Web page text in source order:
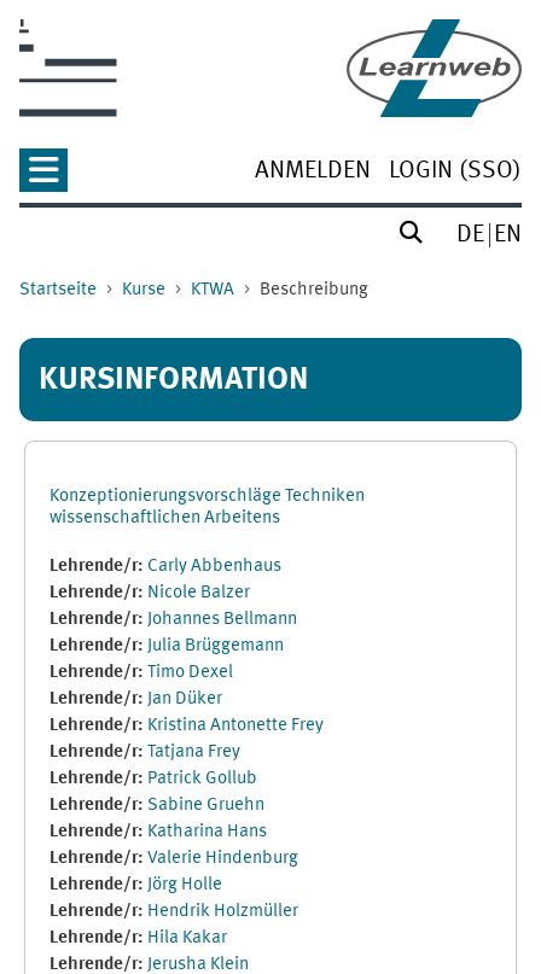
ANMELDEN LOGIN (SSO)
DE EN
Startseite Kurse KTWA Beschreibung
KURSINFORMATION
Konzeptionierungsvorschläge Techniken
wissenschaftlichen Arbeitens
Lehrende/r: Carly Abbenhaus
Lehrende/r: Nicole Balzer
Lehrende/r: Johannes Bellmann
Lehrende/r: Julia Brüggemann
Lehrende/r: Timo Dexel
Lehrende/r: Jan Düker
Lehrende/r: Kristina Antonette Frey
Lehrende/r: Tatjana Frey
Lehrende/r: Patrick Gollub
Lehrende/r: Sabine Gruehn
Lehrende/r: Katharina Hans
Lehrende/r: Valerie Hindenburg
Lehrende/r: Jörg Holle
Lehrende/r: Hendrik Holzmüller
Lehrende/r: Hila Kakar
Lehrende/r: Jerusha Klein